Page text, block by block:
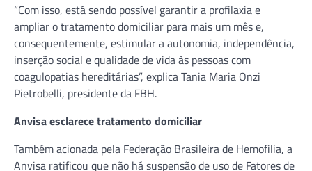
“Com isso, está sendo possível garantir a profilaxia e
ampliar o tratamento domiciliar para mais um mês e,
consequentemente, estimular a autonomia, independência,
inserção social e qualidade de vida às pessoas com
coagulopatias hereditárias”, explica Tania Maria Onzi
Pietrobelli, presidente da FBH.
Anvisa esclarece tratamento domiciliar
Também acionada pela Federação Brasileira de Hemofilia, a
Anvisa ratificou que não há suspensão de uso de Fatores de